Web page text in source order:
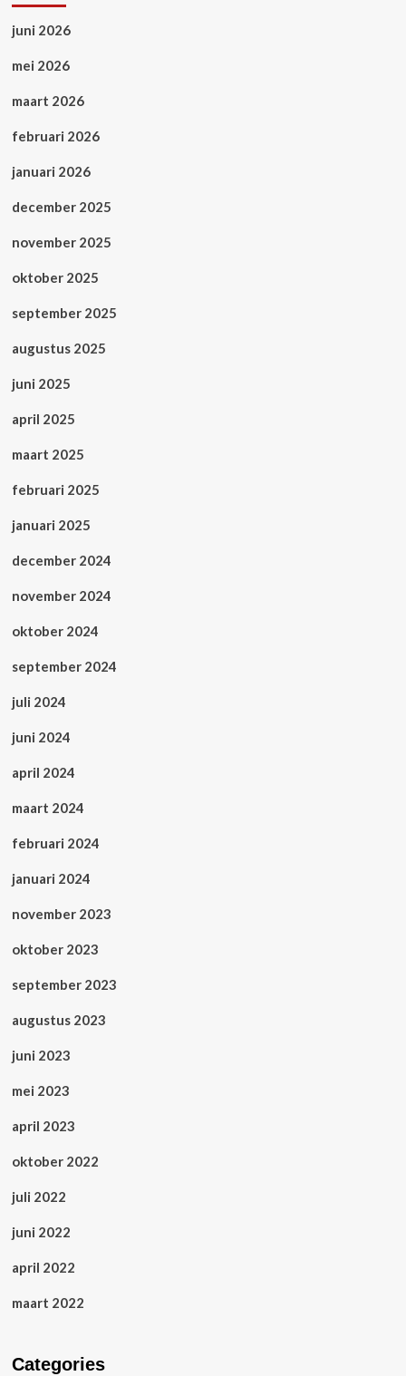
juni 2026
mei 2026
maart 2026
februari 2026
januari 2026
december 2025
november 2025
oktober 2025
september 2025
augustus 2025
juni 2025
april 2025
maart 2025
februari 2025
januari 2025
december 2024
november 2024
oktober 2024
september 2024
juli 2024
juni 2024
april 2024
maart 2024
februari 2024
januari 2024
november 2023
oktober 2023
september 2023
augustus 2023
juni 2023
mei 2023
april 2023
oktober 2022
juli 2022
juni 2022
april 2022
maart 2022
Categories